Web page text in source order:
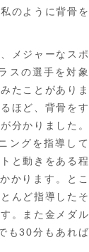
のように背骨を
メジャーなスポ
スの選手を対象
たことがありま
ほど、背骨をす
分かりました。
ングを指導して
と動きをある程
かります。とこ
んど指導したそ
。また金メダル
も30分もあれば